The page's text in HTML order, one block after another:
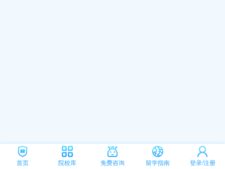
首页 院校库 免费咨询 留学指南 登录/注册